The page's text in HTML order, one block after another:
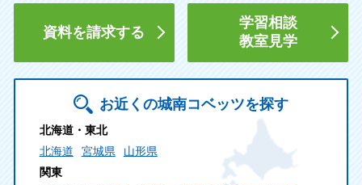
資料を請求する
学習相談
教室見学
お近くの城南コベッツを探す
北海道・東北
北海道
宮城県
山形県
関東